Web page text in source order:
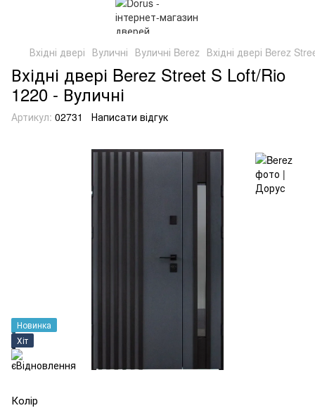
Вхідні двері Вуличні Вуличні Berez Вхідні двері Berez
Вхідні двері Berez Street S Loft/Rio
1220 - Вуличні
Артикул: 02731 Написати відгук
Новинка
Хіт
Колір